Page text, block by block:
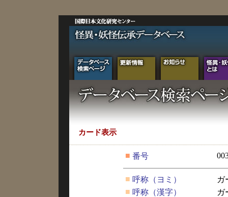
カード表示
■ 番号
■ 呼称（ヨミ）
ガ
■ 呼称（漢字） ガ